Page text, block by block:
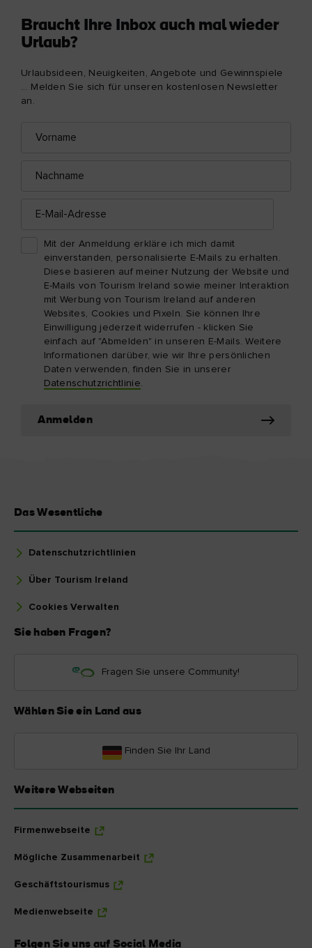
Braucht Ihre Inbox auch mal wieder
Urlaub?
Urlaubsideen, Neuigkeiten, Angebote und Gewinnspiele
... Melden Sie sich für unseren kostenlosen Newsletter
an.
Mail-
Mail-
Mit der Anmeldung erkläre ich mich damit
einverstanden, personalisierte E-Mails zu erhalten.
Diese basieren auf meiner Nutzung der Website und
E-Mails von Tourism Ireland sowie meiner Interaktion
mit Werbung von Tourism Ireland auf anderen
Websites, Cookies und Pixeln. Sie können Ihre
Einwilligung jederzeit widerrufen - klicken Sie
einfach auf "Abmelden" in unseren E-Mails. Weitere
Informationen darüber, wie wir Ihre persönlichen
Daten verwenden, finden Sie in unserer
Datenschutzrichtlinie.
Anmelden
Das Wesentliche
Datenschutzrichtlinien
Über Tourism Ireland
Cookies Verwalten
Sie haben Fragen?
Fragen Sie unsere Community!
Wählen Sie ein Land aus
Finden Sie Ihr Land
Weitere Webseiten
Firmenwebseite
Mögliche Zusammenarbeit
Geschäftstourismus
Medienwebseite
Folgen Sie uns auf Social Media